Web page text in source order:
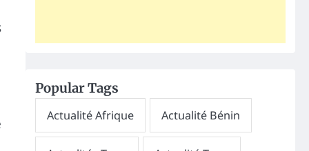
Popular Tags